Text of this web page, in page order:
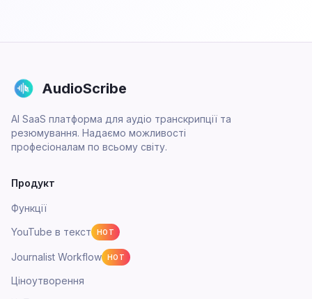
AudioScribe
AI SaaS платформа для аудіо транскрипції та
резюмування. Надаємо можливості
професіоналам по всьому світу.
Продукт
Функції
YouTube в текст
HOT
Journalist Workflow HOT
Ціноутворення